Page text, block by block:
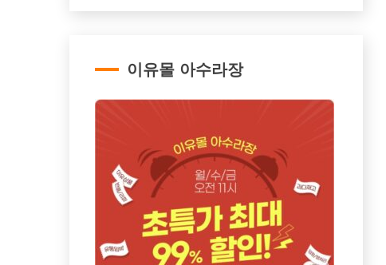
이유몰 아수라장